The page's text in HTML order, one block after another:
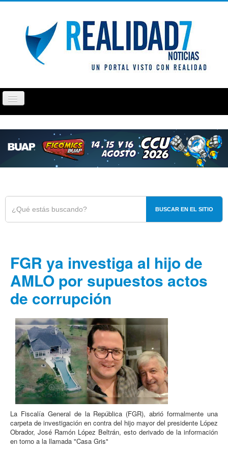
Cambiar
navegación
PUEBLA TLAXCALA OPINIÓN
BUSCAR EN EL SITIO
FGR ya investiga al hijo de
AMLO por supuestos actos
de corrupción
La Fiscalía General de la República (FGR), abrió formalmente una
carpeta de investigación en contra del hijo mayor del presidente López
Obrador, José Ramón López Beltrán, esto derivado de la información
en torno a la llamada "Casa Gris"